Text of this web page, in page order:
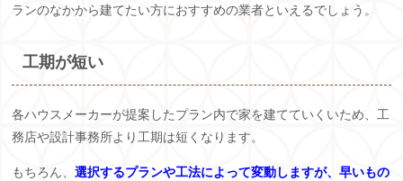
ランのなかから建てたい方におすすめの業者といえるでしょう。
工期が短い
各ハウスメーカーが提案したプラン内で家を建てていくいため、工
務店や設計事務所より工期は短くなります。
もちろん、選択するプランや工法によって変動しますが、早いもの